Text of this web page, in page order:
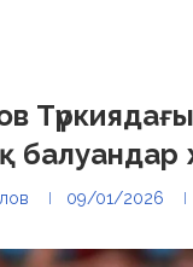
балуандар
09/01/2026